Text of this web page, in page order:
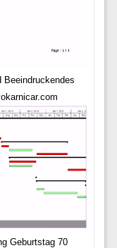
Beeindruckendes
Geburtstag 70